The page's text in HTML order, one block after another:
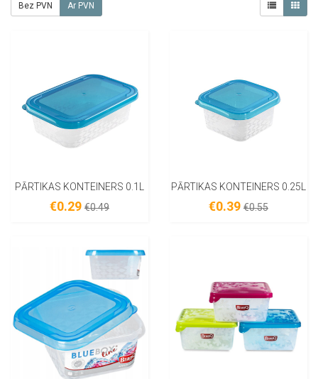
Bez PVN Ar PVN
PĀRTIKAS KONTEINERS 0.1L
€0.29 €0.49
PĀRTIKAS KONTEINERS 0.25L
€0.39 €0.55